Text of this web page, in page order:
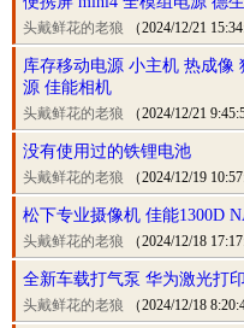
头戴鲜花的老狼 （2024/12/21
库存移动电源 小主机 热成像
源 佳能相机
头戴鲜花的老狼 （2024/12/21
没有使用过的铁锂电池
头戴鲜花的老狼 （2024/12/19
松下专业摄像机 佳能1300D
头戴鲜花的老狼 （2024/12/18
全新车载打气泵 华为激光打
头戴鲜花的老狼 （2024/12/18